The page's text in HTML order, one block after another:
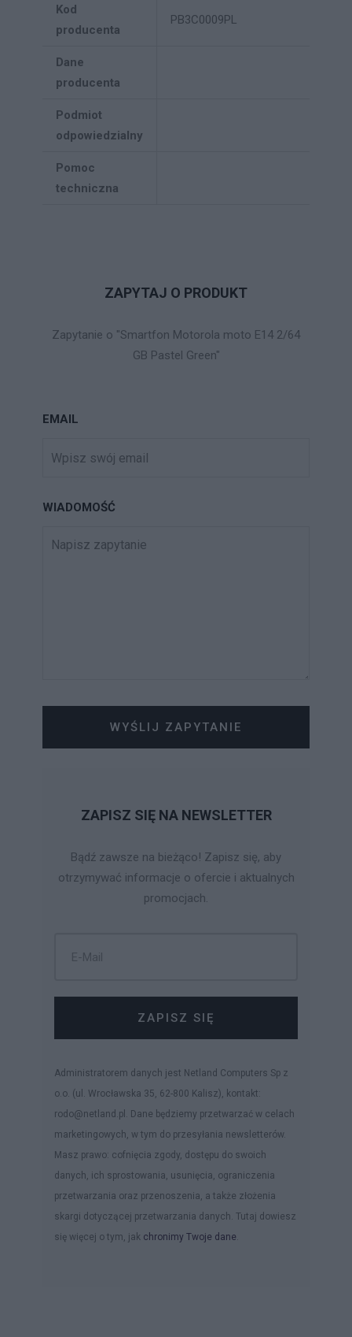
Kod
producenta
PB3C0009PL
Dane
producenta
Podmiot
odpowiedzialny
Pomoc
techniczna
ZAPYTAJ O PRODUKT
Zapytanie o "Smartfon Motorola moto E14 2/64
GB Pastel Green"
EMAIL
WIADOMOŚĆ
WYŚLIJ ZAPYTANIE
ZAPISZ SIĘ NA NEWSLETTER
Bądź zawsze na bieżąco! Zapisz się, aby
otrzymywać informacje o ofercie i aktualnych
promocjach.
ZAPISZ SIĘ
Administratorem danych jest Netland Computers Sp z
o.o. (ul. Wrocławska 35, 62-800 Kalisz), kontakt:
rodo@netland.pl. Dane będziemy przetwarzać w celach
marketingowych, w tym do przesyłania newsletterów.
Masz prawo: cofnięcia zgody, dostępu do swoich
danych, ich sprostowania, usunięcia, ograniczenia
przetwarzania oraz przenoszenia, a także złożenia
skargi dotyczącej przetwarzania danych. Tutaj dowiesz
się więcej o tym, jak chronimy Twoje dane.